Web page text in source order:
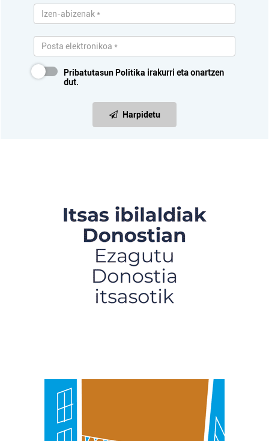
Pribatutasun Politika irakurri eta onartzen
dut.
Harpidetu